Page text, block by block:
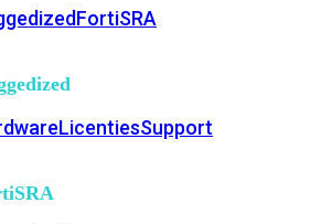
FortiSRA
LicentiesSupport